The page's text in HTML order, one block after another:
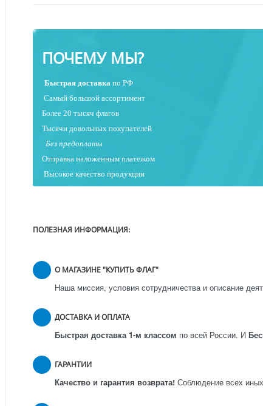
ПОЧЕМУ МЫ?
Быстрая доставка по РФ
Самый большой ассортимент
Более 20 тысяч флагов
Тысячи довольных покупателей
Без предоплаты
Отправка наложенным платежом
Высокое качество продукции
ПОЛЕЗНАЯ ИНФОРМАЦИЯ:
О МАГАЗИНЕ "КУПИТЬ ФЛАГ"
Наша миссия, условия сотрудничества и описание
ДОСТАВКА И ОПЛАТА
Быстрая доставка 1-м классом по всей России. И
ГАРАНТИИ
Качество и гарантия возврата! Соблюдение всех